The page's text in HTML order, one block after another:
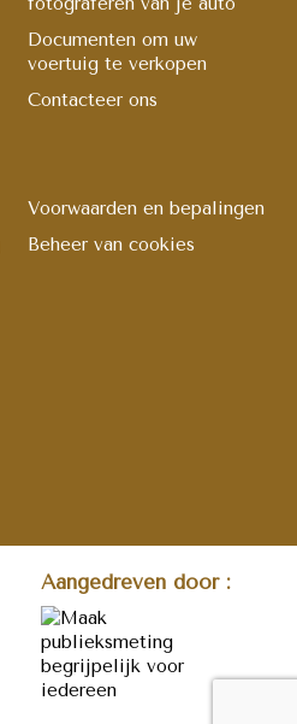
Documenten om uw
voertuig te verkopen
Contacteer ons
Voorwaarden en bepalingen
Beheer van cookies
Aangedreven door :